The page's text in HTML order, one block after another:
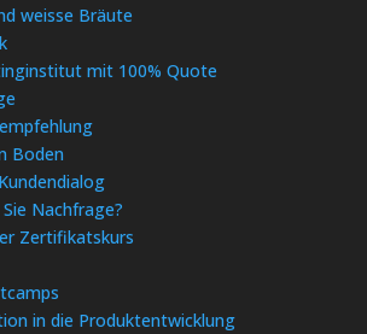
weisse Bräute
mit 100% Quote
Boden
Nachfrage?
Zertifikatskurs
in die Produktentwicklung